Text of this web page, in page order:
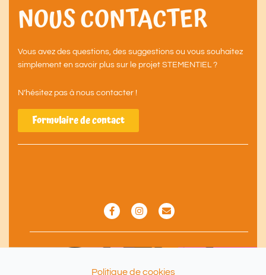
NOUS CONTACTER
Vous avez des questions, des suggestions ou vous souhaitez
simplement en savoir plus sur le projet STEMENTIEL ?
N’hésitez pas à nous contacter !
Formulaire de contact
F
a
e
o
k
I
n
t
g
a
E
n
e
o
e
Politique de cookies